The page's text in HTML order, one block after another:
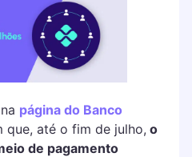
página do Banco
que, até o fim de julho, o
de pagamento